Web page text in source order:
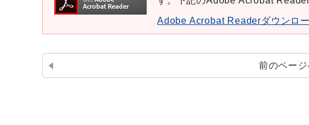
Adobe Acrobat Readerダウンロ
前のページ